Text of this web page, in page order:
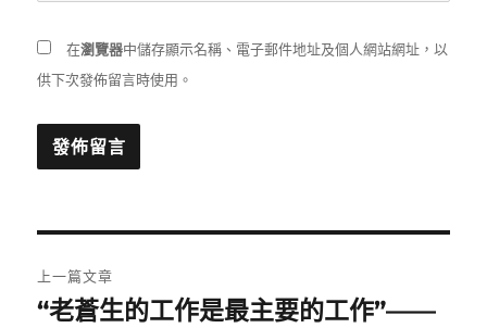
在瀏覽器中儲存顯示名稱、電子郵件地址及個人網站網址，以
供下次發佈留言時使用。
章
上一篇文章
上
“老蒼生的工作是最主要的工作”——